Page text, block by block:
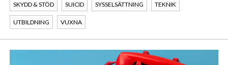
SKYDD & STÖD SUICID SYSSELSÄTTNING TEKNIK
UTBILDNING VUXNA